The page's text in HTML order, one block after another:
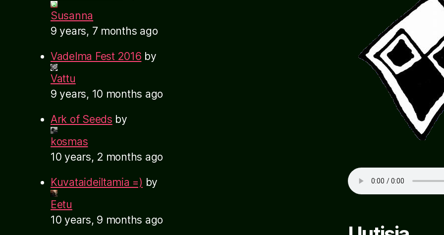
Susanna
9 years, 7 months ago
Vadelma Fest 2016 by
Vattu
9 years, 10 months ago
Ark of Seeds by
kosmas
10 years, 2 months ago
Kuvataideiltamia =) by
Eetu
10 years, 9 months ago